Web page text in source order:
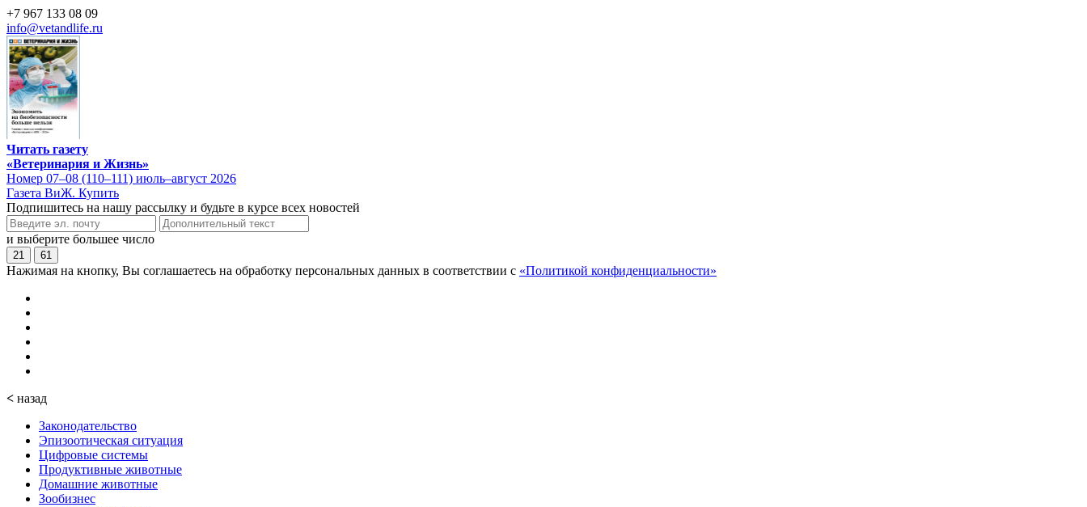
+7 967 133 08 09
info@vetandlife.ru
Читать газету
«Ветеринария и Жизнь»
Номер 07–08 (110–111) июль–август 2026
Газета ВиЖ. Купить
Подпишитесь на нашу рассылку и будьте в курсе всех новостей
и выберите большее число
21 61
Нажимая на кнопку, Вы соглашаетесь на обработку персональных данных в соответствии с «Политикой конфиденциальности»
< назад
Законодательство
Эпизоотическая ситуация
Цифровые системы
Продуктивные животные
Домашние животные
Зообизнес